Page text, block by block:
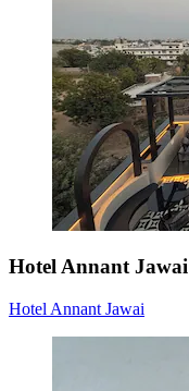
Hotel Annant Jawai
Hotel Annant Jawai